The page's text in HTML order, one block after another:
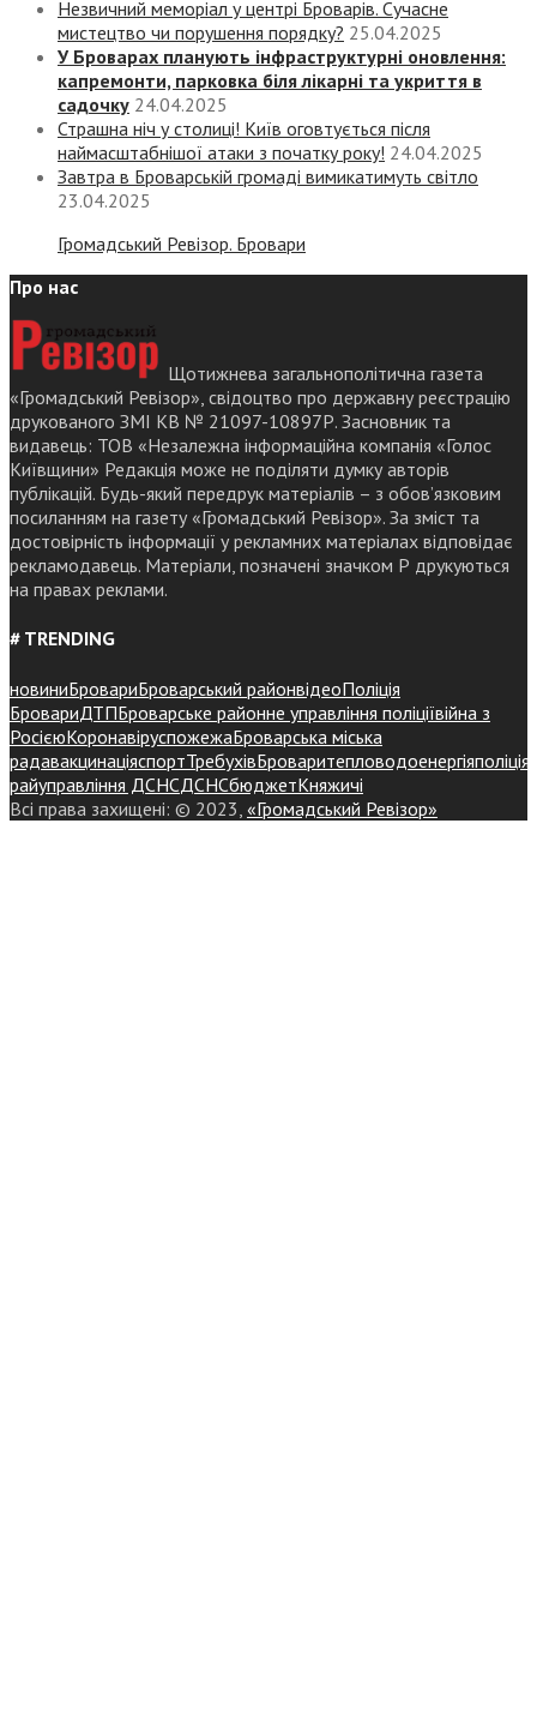
Незвичний меморіал у центрі Броварів. Сучасне
мистецтво чи порушення порядку? 25.04.2025
У Броварах планують інфраструктурні оновлення:
капремонти, парковка біля лікарні та укриття в
садочку 24.04.2025
Страшна ніч у столиці! Київ оговтується після
наймасштабнішої атаки з початку року! 24.04.2025
Завтра в Броварській громаді вимикатимуть світло
23.04.2025
Громадський Ревізор. Бровари
Про нас
Щотижнева загальнополітична газета
«Громадський Ревізор», свідоцтво про державну реєстрацію
друкованого ЗМІ КВ № 21097-10897Р. Засновник та
видавець: ТОВ «Незалежна інформаційна компанія «Голос
Київщини» Редакція може не поділяти думку авторів
публікацій. Будь-який передрук матеріалів – з обов’язковим
посиланням на газету «Громадський Ревізор». За зміст та
достовірність інформації у рекламних матеріалах відповідає
рекламодавець. Матеріали, позначені значком Р друкуються
на правах реклами.
# TRENDING
новиниБровариБроварський районвідеоПоліція
БровариДТПБроварське районне управління поліціївійна з
РосієюКоронавіруспожежаБроварська міська
радавакцинаціяспортТребухівБроваритепловодоенергіяполіція
райуправління ДСНСДСНСбюджетКняжичі
Всі права захищені: © 2023, «Громадський Ревізор»